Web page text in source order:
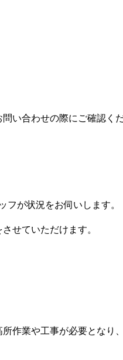
い合わせの際にご確認くだ
フが状況をお伺いします。
せていただけます。
作業や工事が必要となり